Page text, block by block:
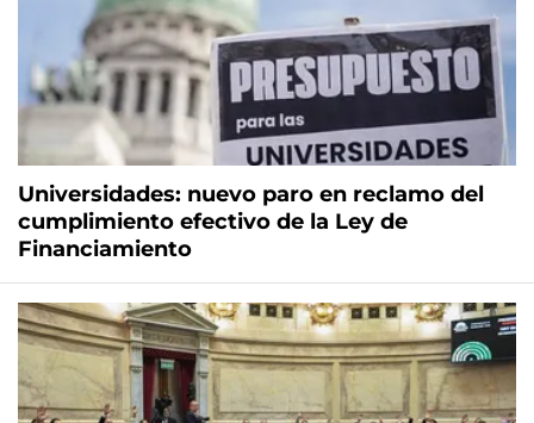
Universidades: nuevo paro en reclamo del
cumplimiento efectivo de la Ley de
Financiamiento